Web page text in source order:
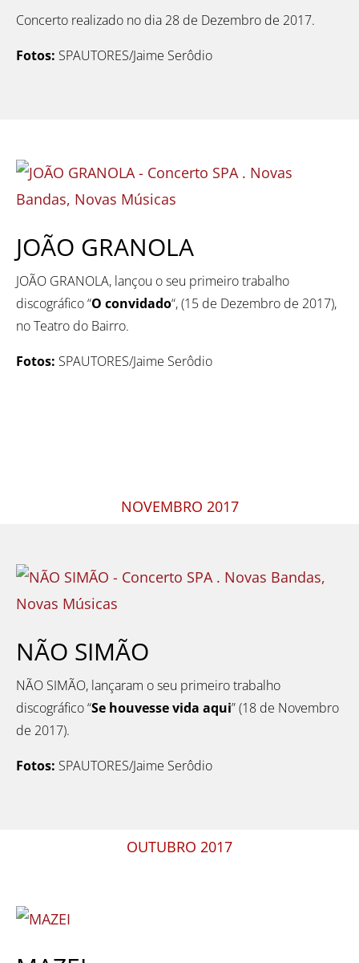
Concerto realizado no dia 28 de Dezembro de 2017.
Fotos: SPAUTORES/Jaime Serôdio
JOÃO GRANOLA
JOÃO GRANOLA, lançou o seu primeiro trabalho
discográfico “O convidado“, (15 de Dezembro de 2017),
no Teatro do Bairro.
Fotos: SPAUTORES/Jaime Serôdio
NOVEMBRO 2017
NÃO SIMÃO
NÃO SIMÃO, lançaram o seu primeiro trabalho
discográfico “Se houvesse vida aqui” (18 de Novembro
de 2017).
Fotos: SPAUTORES/Jaime Serôdio
OUTUBRO 2017